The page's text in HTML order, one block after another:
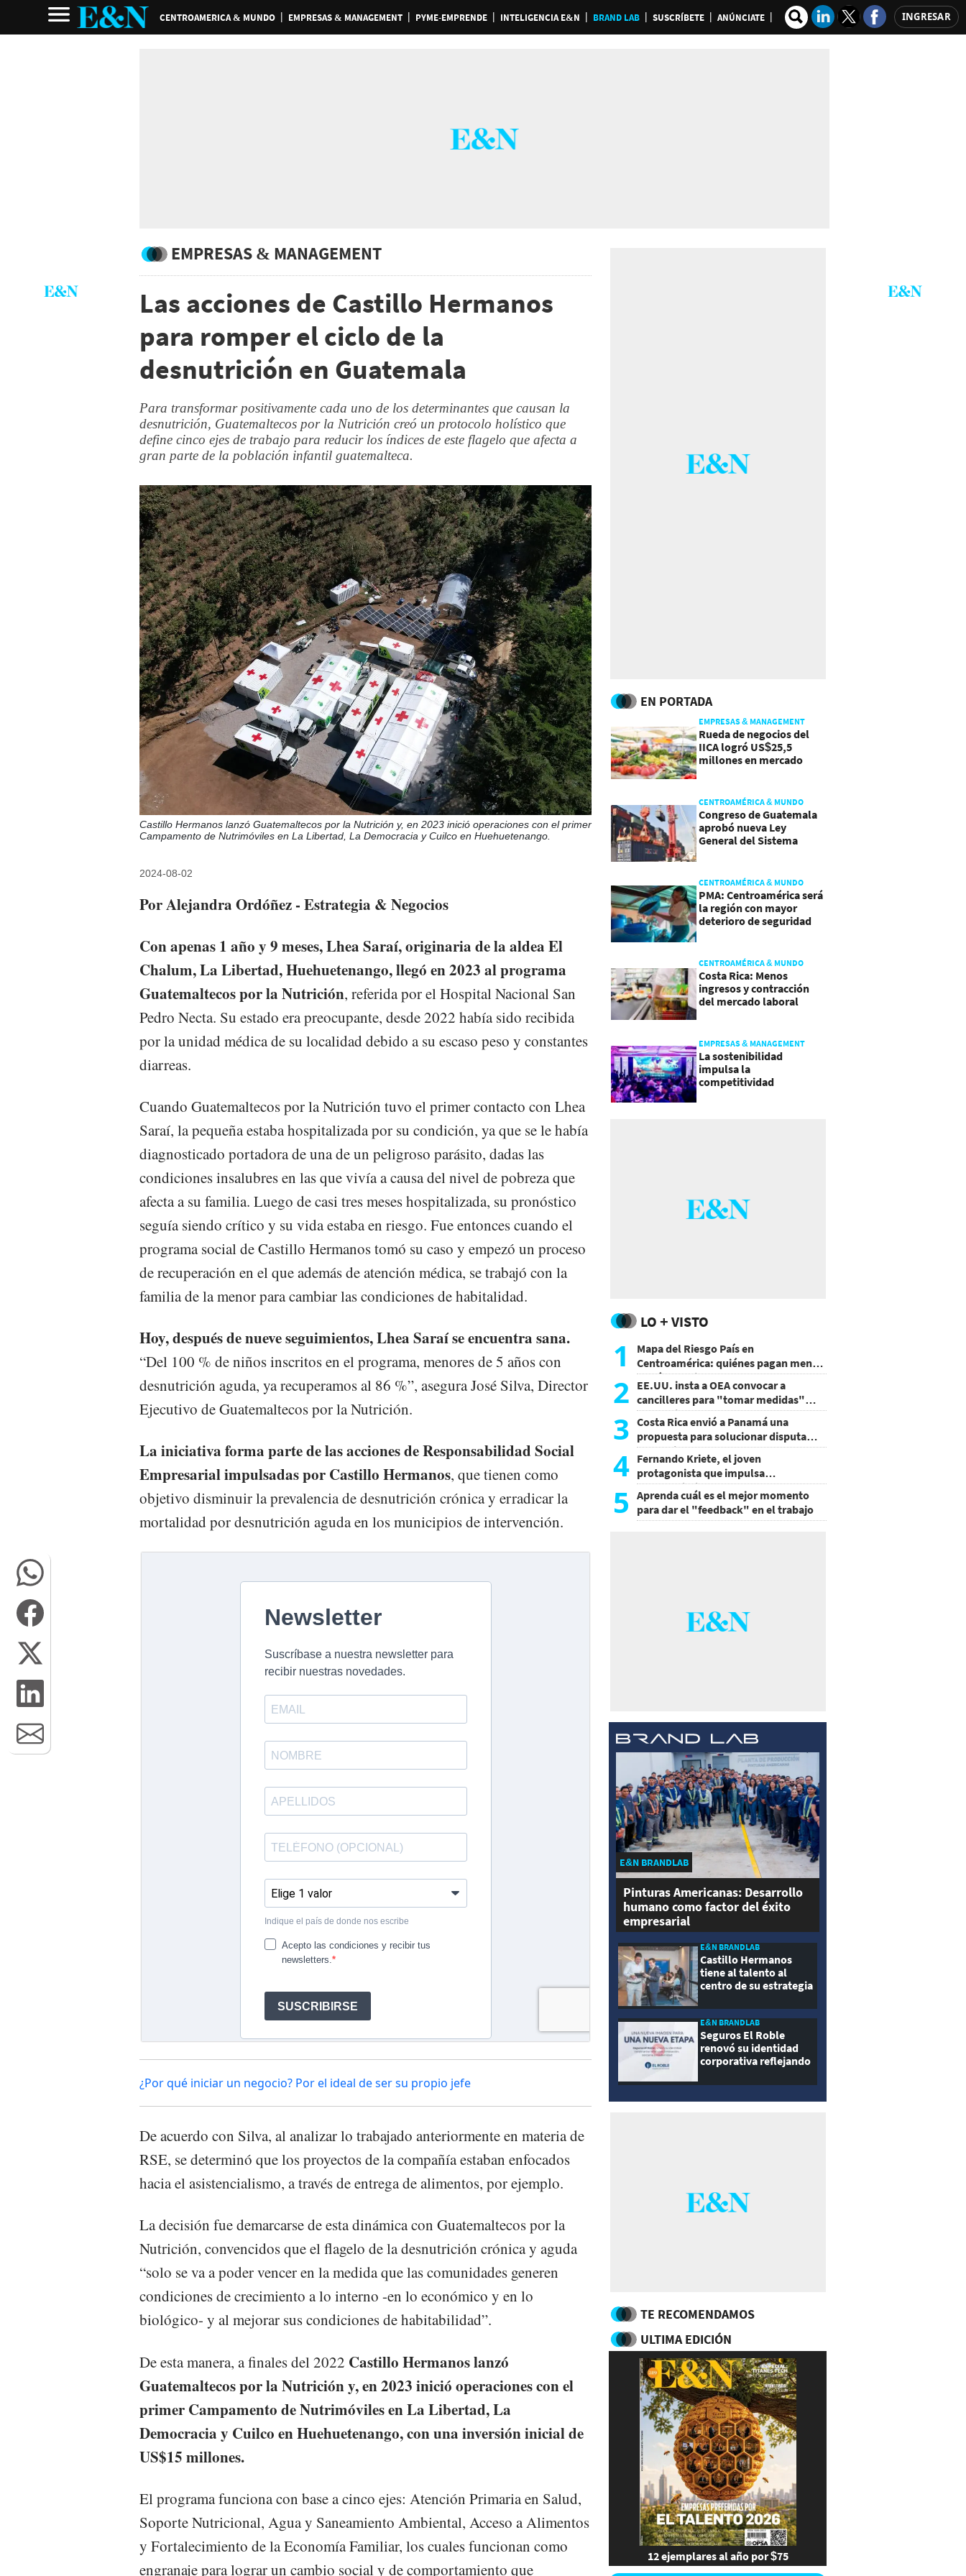
CENTROAMERICA & MUNDO EMPRESAS & MANAGEMENT PYME-EMPRENDE INTELIGENCIA E&N BRAND LAB SUSCRÍBETE ANÚNCIATE INGRESAR
EMPRESAS & MANAGEMENT
Las acciones de Castillo Hermanos
para romper el ciclo de la
desnutrición en Guatemala
Para transformar positivamente cada uno de los determinantes que causan la
desnutrición, Guatemaltecos por la Nutrición creó un protocolo holístico que
define cinco ejes de trabajo para reducir los índices de este flagelo que afecta a
gran parte de la población infantil guatemalteca.
Castillo Hermanos lanzó Guatemaltecos por la Nutrición y, en 2023 inició operaciones con el primer
Campamento de Nutrimóviles en La Libertad, La Democracia y Cuilco en Huehuetenango.
2024-08-02
Por Alejandra Ordóñez - Estrategia & Negocios
Con apenas 1 año y 9 meses, Lhea Saraí, originaria de la aldea El
Chalum, La Libertad, Huehuetenango, llegó en 2023 al programa
Guatemaltecos por la Nutrición, referida por el Hospital Nacional San
Pedro Necta. Su estado era preocupante, desde 2022 había sido recibida
por la unidad médica de su localidad debido a su escaso peso y constantes
diarreas.
Cuando Guatemaltecos por la Nutrición tuvo el primer contacto con Lhea
Saraí, la pequeña estaba hospitalizada por su condición, ya que se le había
diagnosticado portadora de una de un peligroso parásito, dadas las
condiciones insalubres en las que vivía a causa del nivel de pobreza que
afecta a su familia. Luego de casi tres meses hospitalizada, su pronóstico
seguía siendo crítico y su vida estaba en riesgo. Fue entonces cuando el
programa social de Castillo Hermanos tomó su caso y empezó un proceso
de recuperación en el que además de atención médica, se trabajó con la
familia de la menor para cambiar las condiciones de habitalidad.
Hoy, después de nueve seguimientos, Lhea Saraí se encuentra sana.
“Del 100 % de niños inscritos en el programa, menores de 5 años con
desnutrición aguda, ya recuperamos al 86 %”, asegura José Silva, Director
Ejecutivo de Guatemaltecos por la Nutrición.
La iniciativa forma parte de las acciones de Responsabilidad Social
Empresarial impulsadas por Castillo Hermanos, que tienen como
objetivo disminuir la prevalencia de desnutrición crónica y erradicar la
mortalidad por desnutrición aguda en los municipios de intervención.
¿Por qué iniciar un negocio? Por el ideal de ser su propio jefe
De acuerdo con Silva, al analizar lo trabajado anteriormente en materia de
RSE, se determinó que los proyectos de la compañía estaban enfocados
hacia el asistencialismo, a través de entrega de alimentos, por ejemplo.
La decisión fue demarcarse de esta dinámica con Guatemaltecos por la
Nutrición, convencidos que el flagelo de la desnutrición crónica y aguda
“solo se va a poder vencer en la medida que las comunidades generen
condiciones de crecimiento a lo interno -en lo económico y en lo
biológico- y al mejorar sus condiciones de habitabilidad”.
De esta manera, a finales del 2022 Castillo Hermanos lanzó
Guatemaltecos por la Nutrición y, en 2023 inició operaciones con el
primer Campamento de Nutrimóviles en La Libertad, La
Democracia y Cuilco en Huehuetenango, con una inversión inicial de
US$15 millones.
El programa funciona con base a cinco ejes: Atención Primaria en Salud,
Soporte Nutricional, Agua y Saneamiento Ambiental, Acceso a Alimentos
y Fortalecimiento de la Economía Familiar, los cuales funcionan como
engranaje para lograr un cambio social y de comportamiento que
EN PORTADA
EMPRESAS & MANAGEMENT
Rueda de negocios del
IICA logró US$25,5
millones en mercado
CENTROAMÉRICA & MUNDO
Congreso de Guatemala
aprobó nueva Ley
General del Sistema
CENTROAMÉRICA & MUNDO
PMA: Centroamérica será
la región con mayor
deterioro de seguridad
CENTROAMÉRICA & MUNDO
Costa Rica: Menos
ingresos y contracción
del mercado laboral
EMPRESAS & MANAGEMENT
La sostenibilidad
impulsa la
competitividad
LO + VISTO
1
Mapa del Riesgo País en
Centroamérica: quiénes pagan menos
y cuáles mejoraron
2 EE.UU. insta a OEA convocar a
cancilleres para "tomar medidas"
sobre Nicaragua
3 Costa Rica envió a Panamá una
propuesta para solucionar disputa
comercial
4 Fernando Kriete, el joven
protagonista que impulsa
emprendimientos y talentos
tecnológicos
5
Aprenda cuál es el mejor momento
para dar el "feedback" en el trabajo
E&N BRANDLAB
Pinturas Americanas: Desarrollo
humano como factor del éxito
empresarial
E&N BRANDLAB
Castillo Hermanos
tiene al talento al
centro de su estrategia
E&N BRANDLAB
Seguros El Roble
renovó su identidad
corporativa reflejando
modernidad
TE RECOMENDAMOS
ULTIMA EDICIÓN
12 ejemplares al año por $75